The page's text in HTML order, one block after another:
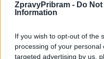
ZpravyPribram - Do
Information
If you wish to opt-out of the
processing of your
targeted advertising by us,
Předchozí článek